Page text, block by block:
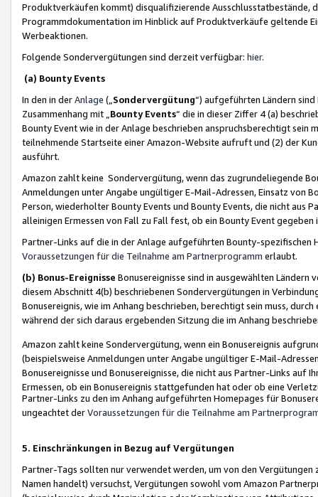
Produktverkäufen kommt) disqualifizierende Ausschlusstatbestände,
Programmdokumentation im Hinblick auf Produktverkäufe geltende
Werbeaktionen.
Folgende Sondervergütungen sind derzeit verfügbar: hier.
(a) Bounty Events
In den in derAnlage („ Sondervergütung“) aufgeführten Ländern
Zusammenhang mit „ Bounty Events“ die in dieser Ziffer 4 (a)
Bounty Event wie in der Anlage beschrieben anspruchsberechtigt sein
teilnehmende Startseite einer Amazon-Website aufruft und (2) der
ausführt.
Amazon zahlt keine Sondervergütung, wenn das zugrundeliegende
Anmeldungen unter Angabe ungültiger E-Mail-Adressen, Einsatz von
Person, wiederholter Bounty Events und Bounty Events, die nicht
alleinigen Ermessen von Fall zu Fall fest, ob ein Bounty Event
Partner-Links auf die in der Anlage aufgeführten Bounty-spezifischen
Voraussetzungen für die Teilnahme am Partnerprogramm erlaubt.
(b) Bonus-Ereignisse Bonusereignisse sind in ausgewählten Ländern
diesem Abschnitt 4(b) beschriebenen Sondervergütungen in
Bonusereignis, wie im Anhang beschrieben, berechtigt sein muss,
während der sich daraus ergebenden Sitzung die im Anhang
Amazon zahlt keine Sondervergütung, wenn ein Bonusereignis
(beispielsweise Anmeldungen unter Angabe ungültiger E-Mail-
Bonusereignisse und Bonusereignisse, die nicht aus Partner-Links auf
Ermessen, ob ein Bonusereignis stattgefunden hat oder ob eine
Partner-Links zu den im Anhang aufgeführten Homepages für
ungeachtet derVoraussetzungen für die Teilnahme am
5. Einschränkungen in Bezug auf Vergütungen
Partner-Tags sollten nur verwendet werden, um von den
Namen handelt) versuchst, Vergütungen sowohl vom Amazon